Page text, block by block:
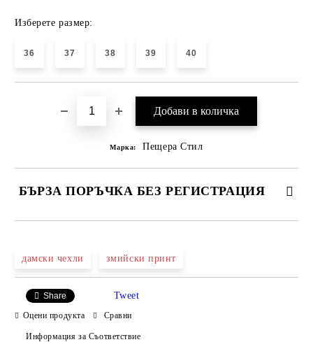
Изберете размер:
36 37 38 39 40
Марка: Пещера Стил
БЪРЗА ПОРЪЧКА БЕЗ РЕГИСТРАЦИЯ
дамски чехли змийски принт
Share Tweet
Оцени продукта Сравни
Информация за Съответствие